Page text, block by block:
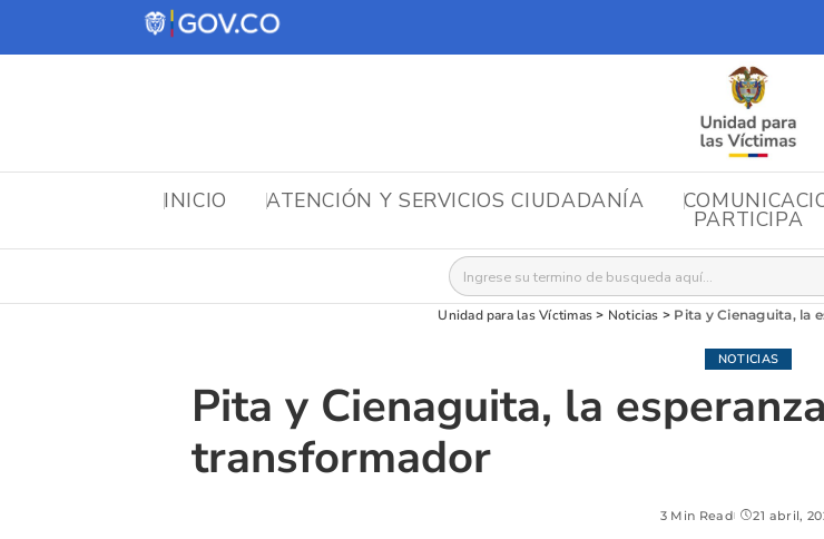
INICIO ATENCIÓN Y SERVICIOS CIUDADANÍA
PARTICIPA
Buscar:
Unidad para las Víctimas > Noticias > Pita y Cienaguita, la
NOTICIAS
Pita y Cienaguita, la
transformador
3 Min Read 21 abril,